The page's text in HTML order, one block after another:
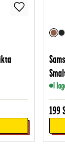
I
199